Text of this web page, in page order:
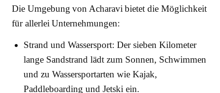
Die Umgebung von Acharavi bietet die Möglichkeit
für allerlei Unternehmungen:
Strand und Wassersport: Der sieben Kilometer
lange Sandstrand lädt zum Sonnen, Schwimmen
und zu Wassersportarten wie Kajak,
Paddleboarding und Jetski ein.